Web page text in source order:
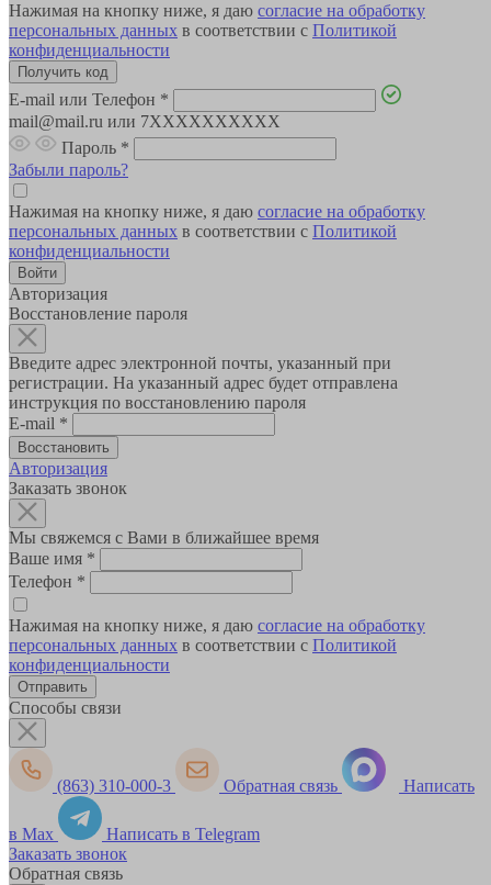
Нажимая на кнопку ниже, я даю согласие на обработку
персональных данных в соответствии с Политикой
конфиденциальности
E-mail или Телефон *
mail@mail.ru или 7XXXXXXXXXX
Пароль *
Забыли пароль?
Нажимая на кнопку ниже, я даю согласие на обработку
персональных данных в соответствии с Политикой
конфиденциальности
Авторизация
Восстановление пароля
Введите адрес электронной почты, указанный при
регистрации. На указанный адрес будет отправлена
инструкция по восстановлению пароля
E-mail *
Авторизация
Заказать звонок
Мы свяжемся с Вами в ближайшее время
Ваше имя *
Телефон *
Нажимая на кнопку ниже, я даю согласие на обработку
персональных данных в соответствии с Политикой
конфиденциальности
Способы связи
(863) 310-000-3 Обратная связь Написать
в Max
Написать в Telegram
Заказать звонок
Обратная связь